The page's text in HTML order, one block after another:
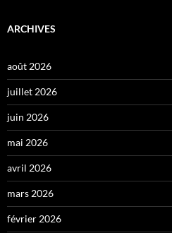
ARCHIVES
août 2026
juillet 2026
juin 2026
mai 2026
avril 2026
mars 2026
février 2026